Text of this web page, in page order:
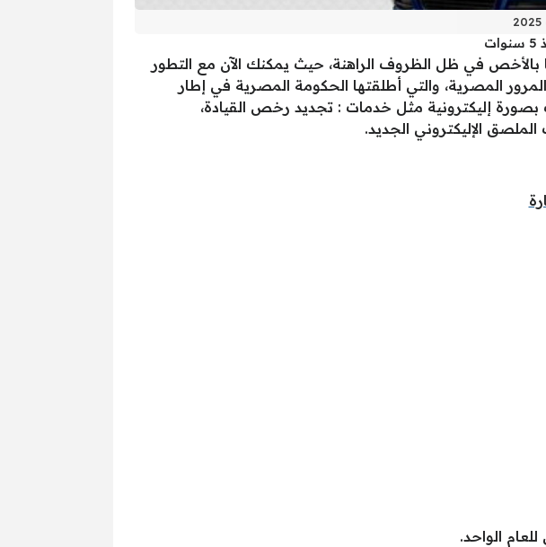
بالأخص في ظل الظروف الراهنة، حيث يمكنك الآن مع التطور
المرور المصرية، والتي أطلقتها الحكومة المصرية في إطار
بصورة إليكترونية مثل خدمات : تجديد رخص القيادة،
الإليكتروني الجديد.